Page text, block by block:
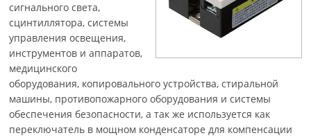
сигнального света,
сцинтиллятора, системы
управления освещения,
инструментов и аппаратов,
медицинского
оборудования, копировального устройства, стиральной
машины, противопожарного оборудования и системы
обеспечения безопасности, а так же используется как
переключатель в мощном конденсаторе для компенсации